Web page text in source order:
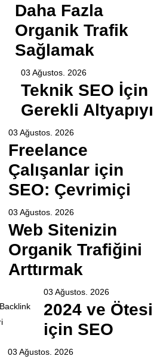
Daha Fazla
Organik Trafik
Sağlamak
03 Ağustos. 2026
Teknik SEO İçin
Gerekli Altyapıyı
03 Ağustos. 2026
Freelance
Çalışanlar için
SEO: Çevrimiçi
03 Ağustos. 2026
Web Sitenizin
Organik Trafiğini
Arttırmak
03 Ağustos. 2026
2024 ve Ötesi
için SEO
03 Ağustos. 2026